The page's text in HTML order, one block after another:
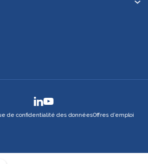
de confidentialité des donnéesOffres d’emploi